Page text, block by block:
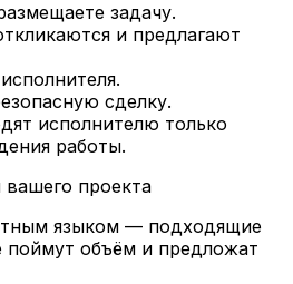
задачу.
и предлагают
сделку.
исполнителю только
работы.
проекта
языком — подходящие
поймут объём и предложат